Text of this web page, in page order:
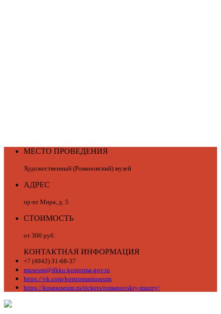
МЕСТО ПРОВЕДЕНИЯ
Художественный (Романовский) музей
АДРЕС
пр-кт Мира, д. 5
СТОИМОСТЬ
от 300 руб.
КОНТАКТНАЯ ИНФОРМАЦИЯ
+7 (4942) 31-68-37
museum@dkko.kostroma.gov.ru
https://vk.com/kostromamuseum
https://kosmuseum.ru/tickets/romanovskiy-muzey/